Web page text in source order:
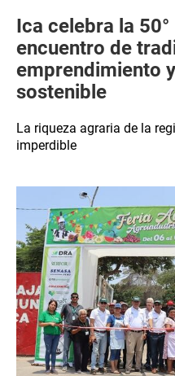
Ica celebra la
encuentro de
emprendimiento
sostenible
La riqueza agraria de la
imperdible